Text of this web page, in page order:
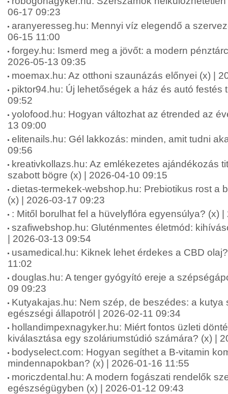
06-17 09:23
aranyeresseg.hu: Mennyi víz elegendő a
06-15 11:00
forgey.hu: Ismerd meg a jövőt: a modern
2026-05-13 09:35
moemax.hu: Az otthoni szaunázás előnyei (x) |
piktor94.hu: Új lehetőségek a ház és autó festés
09:52
yolofood.hu: Hogyan változhat az étrended az
13 09:00
elitenails.hu: Gél lakkozás: minden, amit tudni
09:56
kreativkollazs.hu: Az emlékezetes ajándékozás
szabott bögre (x) | 2026-04-10 09:15
dietas-termekek-webshop.hu: Prebiotikus rost a
(x) | 2026-03-17 09:23
: Mitől borulhat fel a hüvelyflóra egyensúlya? (x)
szafiwebshop.hu: Gluténmentes életmód:
| 2026-03-13 09:54
usamedical.hu: Kiknek lehet érdekes a CBD
11:02
douglas.hu: A tenger gyógyító ereje a
09 09:23
Kutyakajas.hu: Nem szép, de beszédes: a kutya
egészségi állapotról | 2026-02-11 09:34
hollandimpexnagyker.hu: Miért fontos üzleti
kiválasztása egy szoláriumstúdió számára? (x) |
bodyselect.com: Hogyan segíthet a B-vitamin
mindennapokban? (x) | 2026-01-16 11:55
moriczdental.hu: A modern fogászati rendelők
egészségügyben (x) | 2026-01-12 09:43